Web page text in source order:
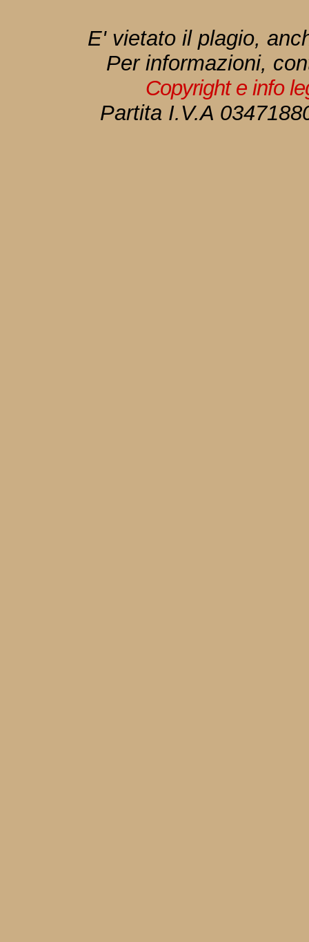
E' vietato il plagio,
Per informazioni,
Copyright e info
Partita I.V.A